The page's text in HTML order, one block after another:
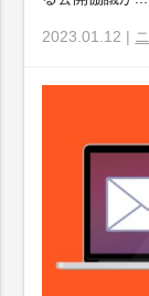
2023.01.12 |